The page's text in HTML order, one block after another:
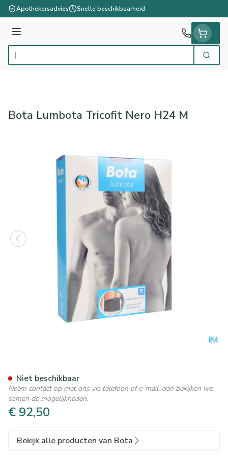
Ga naar de inhoud
Apothekersadvies Snelle beschikbaarheid
Menu
Product, merk, categorie... Zoek
Bota Lumbota Tricofit Nero H24 M
€ 92,50
Niet beschikbaar
Neem contact op met ons via telefoon of e-mail, dan bekijken we
samen de mogelijkheden.
Bekijk alle producten van Bota